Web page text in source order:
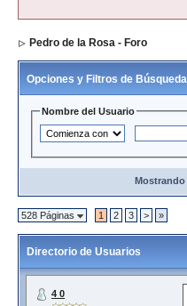
Pedro de la Rosa - Foro
Opciones y Filtros de Búsqueda
Nombre del Usuario
Mostrando
528 Páginas 1 2 3 > »
Directorio de Usuarios
4 0